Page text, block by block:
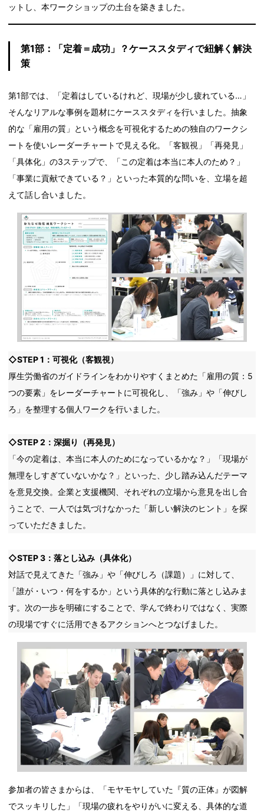
ットし、本ワークショップの土台を築きました。
第1部：「定着＝成功」？ケーススタディで紐解く解決
策
第1部では、「定着はしているけれど、現場が少し疲れている…」
そんなリアルな事例を題材にケーススタディを行いました。抽象
的な「雇用の質」という概念を可視化するための独自のワークシ
ートを使いレーダーチャートで見える化。「客観視」「再発見」
「具体化」の3ステップで、「この定着は本当に本人のため？」
「事業に貢献できている？」といった本質的な問いを、立場を超
えて話し合いました。
◇STEP 1：可視化（客観視）
厚生労働省のガイドラインをわかりやすくまとめた「雇用の質：5
つの要素」をレーダーチャートに可視化し、「強み」や「伸びし
ろ」を整理する個人ワークを行いました。
◇STEP 2：深掘り（再発見）
「今の定着は、本当に本人のためになっているかな？」「現場が
無理をしすぎていないかな？」といった、少し踏み込んだテーマ
を意見交換。企業と支援機関、それぞれの立場から意見を出し合
うことで、一人では気づけなかった「新しい解決のヒント」を探
っていただきました。
◇STEP 3：落とし込み（具体化）
対話で見えてきた「強み」や「伸びしろ（課題）」に対して、
「誰が・いつ・何をするか」という具体的な行動に落とし込みま
す。次の一歩を明確にすることで、学んで終わりではなく、実際
の現場ですぐに活用できるアクションへとつなげました。
参加者の皆さまからは、「モヤモヤしていた『質の正体』が図解
でスッキリした」「現場の疲れをやりがいに変える、具体的な道